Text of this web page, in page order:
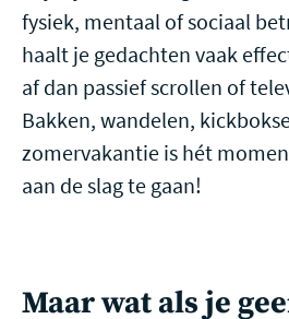
fysiek, mentaal of sociaal
haalt je gedachten vaak
af dan passief scrollen of
Bakken, wandelen,
zomervakantie is hét
aan de slag te gaan!
Maar wat als je